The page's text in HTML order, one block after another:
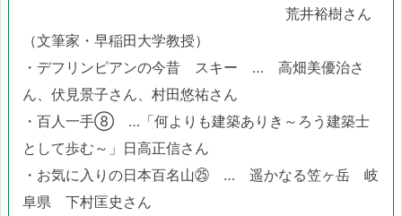
荒井裕樹さん
（文筆家・早稲田大学教授）
・デフリンピアンの今昔 スキー … 高畑美優治さ
ん、伏見景子さん、村田悠祐さん
・百人一手⑧ …「何よりも建築ありき～ろう建築士
として歩む～」日高正信さん
・お気に入りの日本百名山㉕ … 遥かなる笠ヶ岳 岐
阜県 下村匡史さん